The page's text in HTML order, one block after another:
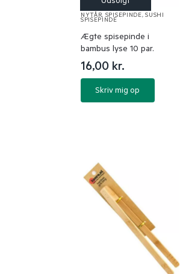
NYTÅR,SPISEPINDE,SUSHI
SPISEPINDE
Ægte spisepinde i
bambus lyse 10 par.
16,00 kr.
Skriv mig op